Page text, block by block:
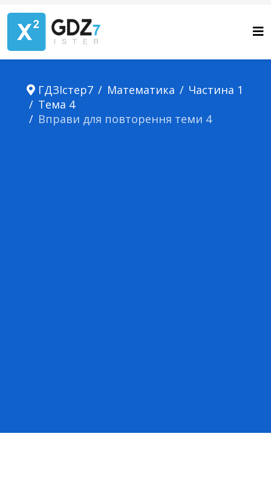
ГДЗІстер7 Математика
Частина 1
Тема 4
Вправи для повторення теми 4